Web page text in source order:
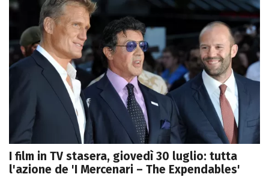
I film in TV stasera, giovedì 30 luglio: tutta
l'azione de 'I Mercenari – The Expendables'